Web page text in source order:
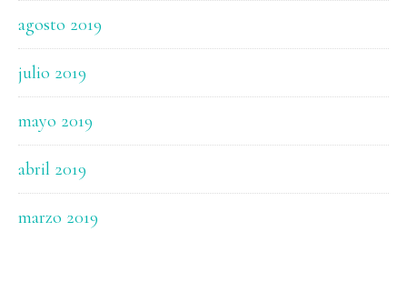
agosto 2019
julio 2019
mayo 2019
abril 2019
marzo 2019